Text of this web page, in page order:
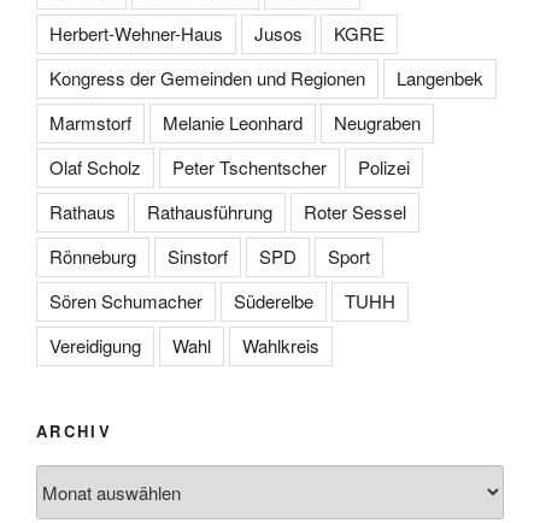
Herbert-Wehner-Haus
Jusos
KGRE
Kongress der Gemeinden und Regionen
Langenbek
Marmstorf
Melanie Leonhard
Neugraben
Olaf Scholz
Peter Tschentscher
Polizei
Rathaus
Rathausführung
Roter Sessel
Rönneburg
Sinstorf SPD
Sport
Sören Schumacher
Süderelbe
TUHH
Vereidigung
Wahl Wahlkreis
ARCHIV